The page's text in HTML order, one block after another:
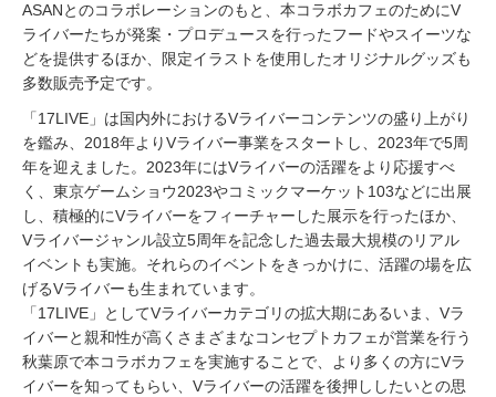
ASANとのコラボレーションのもと、本コラボカフェのためにV
ライバーたちが発案・プロデュースを行ったフードやスイーツな
どを提供するほか、限定イラストを使用したオリジナルグッズも
多数販売予定です。
「17LIVE」は国内外におけるVライバーコンテンツの盛り上がり
を鑑み、2018年よりVライバー事業をスタートし、2023年で5周
年を迎えました。2023年にはVライバーの活躍をより応援すべ
く、東京ゲームショウ2023やコミックマーケット103などに出展
し、積極的にVライバーをフィーチャーした展示を行ったほか、
Vライバージャンル設立5周年を記念した過去最大規模のリアル
イベントも実施。それらのイベントをきっかけに、活躍の場を広
げるVライバーも生まれています。
「17LIVE」としてVライバーカテゴリの拡大期にあるいま、Vラ
イバーと親和性が高くさまざまなコンセプトカフェが営業を行う
秋葉原で本コラボカフェを実施することで、より多くの方にVラ
イバーを知ってもらい、Vライバーの活躍を後押ししたいとの思